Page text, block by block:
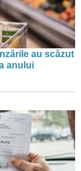
au scăzut
anului